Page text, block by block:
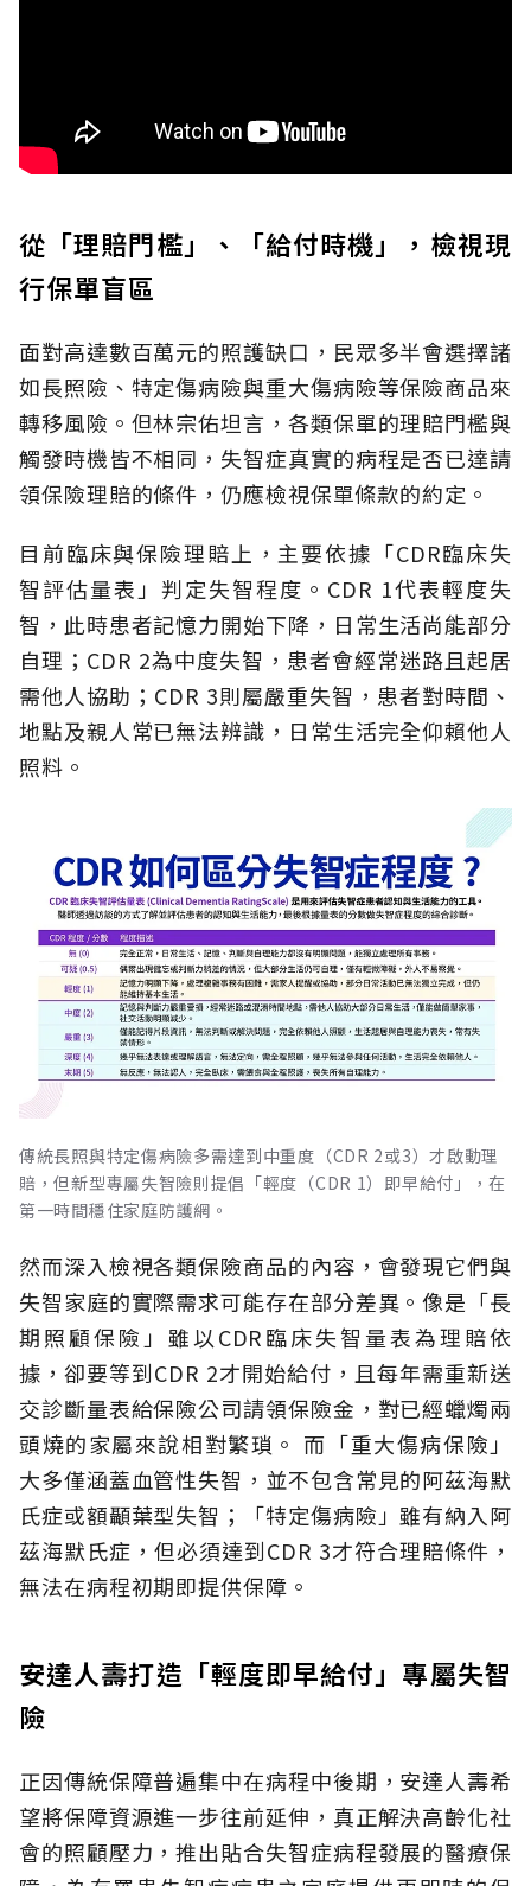
從「理賠門檻」、「給付時機」，檢視現
行保單盲區
面對高達數百萬元的照護缺口，民眾多半會選擇諸
如長照險、特定傷病險與重大傷病險等保險商品來
轉移風險。但林宗佑坦言，各類保單的理賠門檻與
觸發時機皆不相同，失智症真實的病程是否已達請
領保險理賠的條件，仍應檢視保單條款的約定。
目前臨床與保險理賠上，主要依據「CDR臨床失
智評估量表」判定失智程度。CDR 1代表輕度失
智，此時患者記憶力開始下降，日常生活尚能部分
自理；CDR 2為中度失智，患者會經常迷路且起居
需他人協助；CDR 3則屬嚴重失智，患者對時間、
地點及親人常已無法辨識，日常生活完全仰賴他人
照料。
傳統長照與特定傷病險多需達到中重度（CDR 2或3）才啟動理
賠，但新型專屬失智險則提倡「輕度（CDR 1）即早給付」，在
第一時間穩住家庭防護網。
然而深入檢視各類保險商品的內容，會發現它們與
失智家庭的實際需求可能存在部分差異。像是「長
期照顧保險」雖以CDR臨床失智量表為理賠依
據，卻要等到CDR 2才開始給付，且每年需重新送
交診斷量表給保險公司請領保險金，對已經蠟燭兩
頭燒的家屬來說相對繁瑣。 而「重大傷病保險」
大多僅涵蓋血管性失智，並不包含常見的阿茲海默
氏症或額顳葉型失智；「特定傷病險」雖有納入阿
茲海默氏症，但必須達到CDR 3才符合理賠條件，
無法在病程初期即提供保障。
安達人壽打造「輕度即早給付」專屬失智
險
正因傳統保障普遍集中在病程中後期，安達人壽希
望將保障資源進一步往前延伸，真正解決高齡化社
會的照顧壓力，推出貼合失智症病程發展的醫療保